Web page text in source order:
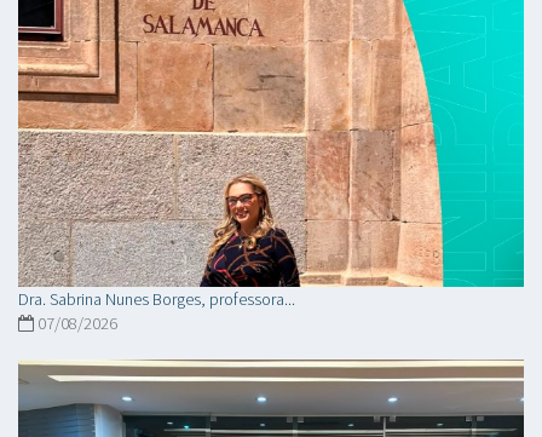
Dra. Sabrina Nunes Borges, professora...
07/08/2026